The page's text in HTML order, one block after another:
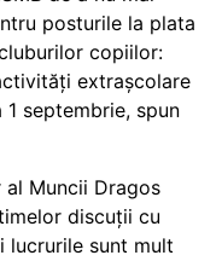
posturile la plata
copiilor:
extrașcolare
septembrie, spun
Muncii Dragos
discuții cu
lucrurile sunt mult